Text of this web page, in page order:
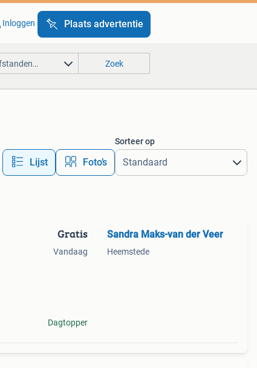
Inloggen Plaats advertentie
Zoek
Lijst Foto’s
Sorteer op
Gratis
Vandaag
Dagtopper
Sandra Maks-van der Veer
Heemstede